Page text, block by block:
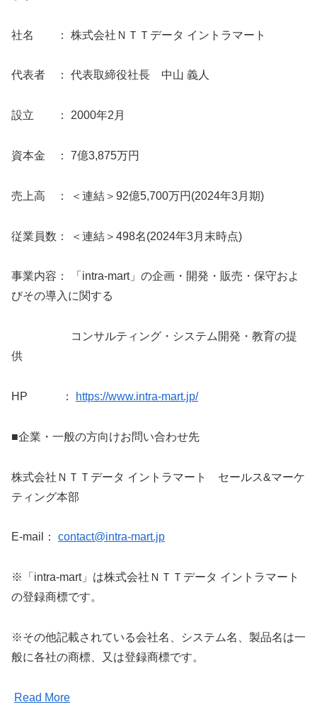
社名 ： 株式会社ＮＴＴデータ イントラマート
代表者 ： 代表取締役社長 中山 義人
設立 ： 2000年2月
資本金 ： 7億3,875万円
売上高 ： ＜連結＞92億5,700万円(2024年3月期)
従業員数： ＜連結＞498名(2024年3月末時点)
事業内容： 「intra-mart」の企画・開発・販売・保守およ
びその導入に関する
コンサルティング・システム開発・教育の提
供
HP ： https://www.intra-mart.jp/
■企業・一般の方向けお問い合わせ先
株式会社ＮＴＴデータ イントラマート セールス&マーケ
ティング本部
E-mail： contact@intra-mart.jp
※「intra-mart」は株式会社ＮＴＴデータ イントラマート
の登録商標です。
※その他記載されている会社名、システム名、製品名は一
般に各社の商標、又は登録商標です。
Read More